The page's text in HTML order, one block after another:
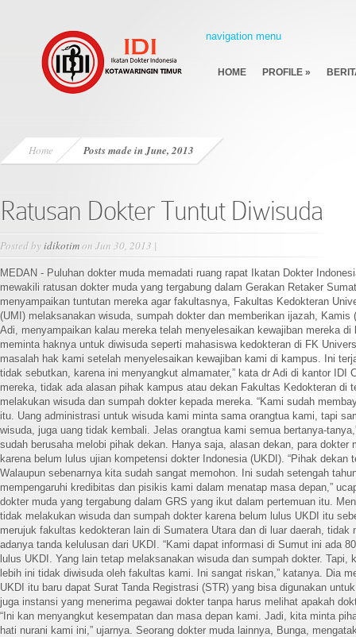
navigation menu
HOME PROFILE »
Home Posts made in June, 2013
Ratusan Dokter Tuntut Diwisuda
Posted byidikotimon Jun 30, 2013 |
MEDAN - Puluhan dokter muda memadati ruang rapat Ikatan Dokter
mewakili ratusan dokter muda yang tergabung dalam Gerakan Retaker
menyampaikan tuntutan mereka agar fakultasnya, Fakultas Kedokteran
(UMI) melaksanakan wisuda, sumpah dokter dan memberikan ijazah, Kamis
Adi, menyampaikan kalau mereka telah menyelesaikan kewajiban mereka
meminta haknya untuk diwisuda seperti mahasiswa kedokteran di FK
masalah hak kami setelah menyelesaikan kewajiban kami di kampus. Ini
tidak sebutkan, karena ini menyangkut almamater,” kata dr Adi di kantor IDI
mereka, tidak ada alasan pihak kampus atau dekan Fakultas Kedokteran di
melakukan wisuda dan sumpah dokter kepada mereka. “Kami sudah
itu. Uang administrasi untuk wisuda kami minta sama orangtua kami, tapi
wisuda, juga uang tidak kembali. Jelas orangtua kami semua bertanya-
sudah berusaha melobi pihak dekan. Hanya saja, alasan dekan, para dokter
karena belum lulus ujian kompetensi dokter Indonesia (UKDI). “Pihak dekan
Walaupun sebenarnya kita sudah sangat memohon. Ini sudah setengah
mempengaruhi kredibitas dan pisikis kami dalam menatap masa depan,”
dokter muda yang tergabung dalam GRS yang ikut dalam pertemuan itu.
tidak melakukan wisuda dan sumpah dokter karena belum lulus UKDI itu
merujuk fakultas kedokteran lain di Sumatera Utara dan di luar daerah, tidak
adanya tanda kelulusan dari UKDI. “Kami dapat informasi di Sumut ini ada
lulus UKDI. Yang lain tetap melaksanakan wisuda dan sumpah dokter. Tapi,
lebih ini tidak diwisuda oleh fakultas kami. Ini sangat riskan,” katanya. Dia
UKDI itu baru dapat Surat Tanda Registrasi (STR) yang bisa digunakan
juga instansi yang menerima pegawai dokter tanpa harus melihat apakah
“Ini kan menyangkut kesempatan dan masa depan kami. Jadi, kita minta
hati nurani kami ini,” ujarnya. Seorang dokter muda lainnya, Bunga,